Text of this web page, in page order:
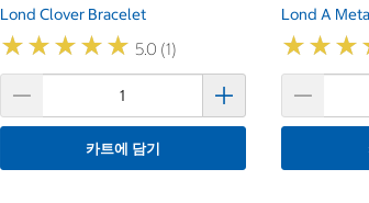
Lond Clover Bracelet
★★★★★
★★★★★ 5.0 (1)
카트에 담기
Lond A
★★★
★★★